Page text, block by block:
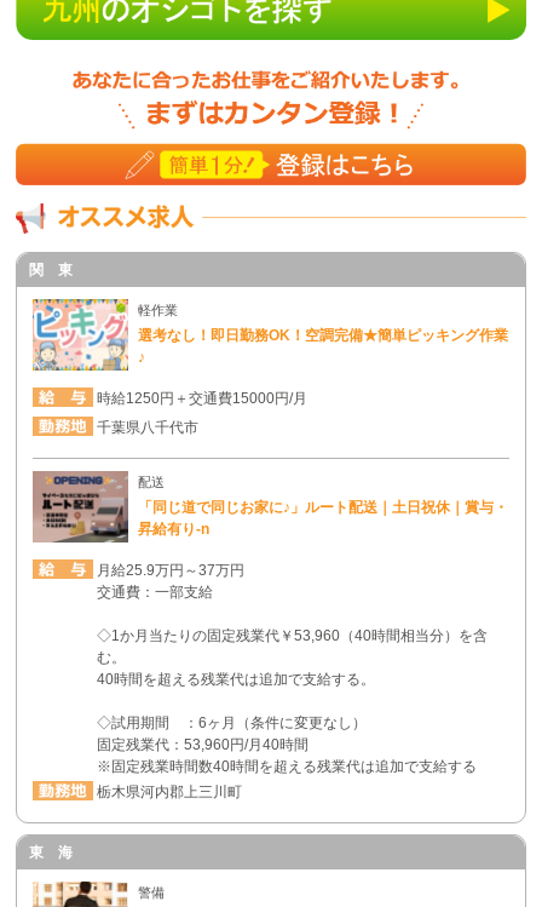
関 東
軽作業
選考なし！即日勤務OK！空調完備★簡単ピッキング作業
♪
時給1250円＋交通費15000円/月
千葉県八千代市
配送
「同じ道で同じお家に♪」ルート配送｜土日祝休｜賞与・
昇給有り-n
月給25.9万円～37万円
交通費：一部支給
◇1か月当たりの固定残業代￥53,960（40時間相当分）を含
む。
40時間を超える残業代は追加で支給する。
◇試用期間 ：6ヶ月（条件に変更なし）
固定残業代：53,960円/月40時間
※固定残業時間数40時間を超える残業代は追加で支給する
栃木県河内郡上三川町
東 海
警備